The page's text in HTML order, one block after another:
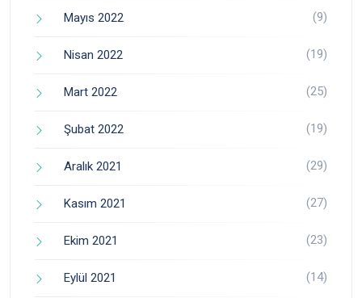
Mayıs 2022 (9)
Nisan 2022 (19)
Mart 2022 (25)
Şubat 2022 (19)
Aralık 2021 (29)
Kasım 2021 (27)
Ekim 2021 (23)
Eylül 2021 (14)